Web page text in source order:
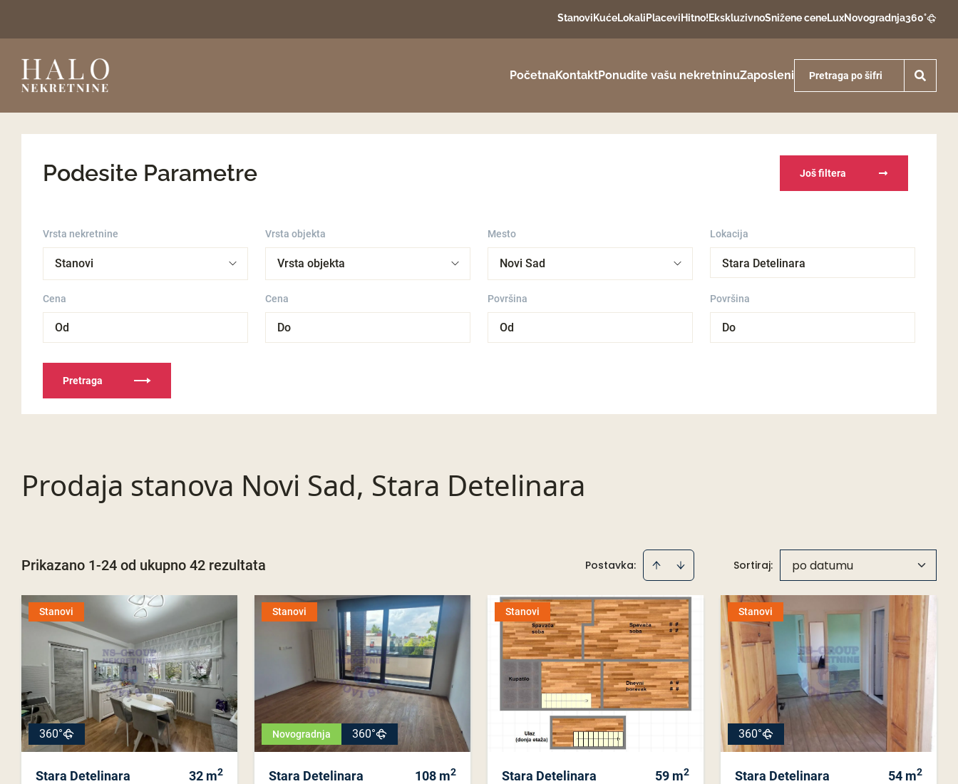
Stanovi KućeLokali Placevi Hitno! EkskluzivnoSnižene ceneLuxNovogradnja360°
PočetnaKontaktPonudite vašu nekretninuZaposleni
Podesite Parametre Još filtera
Vrsta nekretnine Vrsta objekta Mesto Lokacija
Stara Detelinara
Cena Cena Površina Površina
Pretraga
Prodaja stanova Novi Sad, Stara Detelinara
Prikazano 1-24 od ukupno 42 rezultata Postavka: Sortiraj: po datumu
Stanovi
360°
Stara Detelinara 32 m2
Stanovi
Novogradnja 360°
Stara Detelinara 108 m2
Stanovi
Stara Detelinara 59 m2
Stanovi
360°
Stara Detelinara 54 m2